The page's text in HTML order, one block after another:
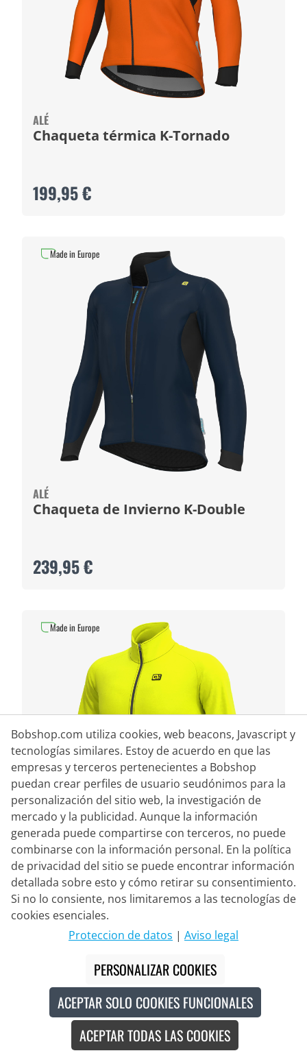
ALÉ
Chaqueta térmica K-Tornado
199,95 €
ALÉ
Chaqueta de Invierno K-Double
239,95 €
Made in Europe
ALÉ
Impermeable Racing
179,95 €
Made in Europe
Made in Europe
Bobshop.com utiliza cookies, web beacons, Javascript y
tecnologías similares. Estoy de acuerdo en que las
empresas y terceros pertenecientes a Bobshop
puedan crear perfiles de usuario seudónimos para la
personalización del sitio web, la investigación de
mercado y la publicidad. Aunque la información
generada puede compartirse con terceros, no puede
combinarse con la información personal. En la política
de privacidad del sitio se puede encontrar información
detallada sobre esto y cómo retirar su consentimiento.
Si no lo consiente, nos limitaremos a las tecnologías de
cookies esenciales.
Proteccion de datos | Aviso legal
PERSONALIZAR COOKIES
ACEPTAR SOLO COOKIES FUNCIONALES
ACEPTAR TODAS LAS COOKIES